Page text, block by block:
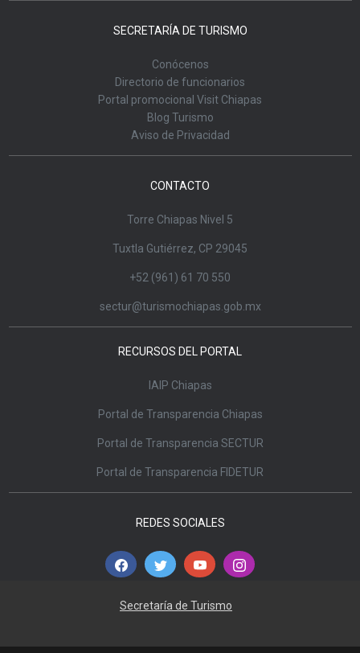
SECRETARÍA DE TURISMO
Conócenos
Directorio de funcionarios
Portal promocional Visit Chiapas
Blog Turismo
Aviso de Privacidad
CONTACTO
Torre Chiapas Nivel 5
Tuxtla Gutiérrez, CP 29045
+52 (961) 61 70 550
sectur@turismochiapas.gob.mx
RECURSOS DEL PORTAL
IAIP Chiapas
Portal de Transparencia Chiapas
Portal de Transparencia SECTUR
Portal de Transparencia FIDETUR
REDES SOCIALES
Secretaría de Turismo